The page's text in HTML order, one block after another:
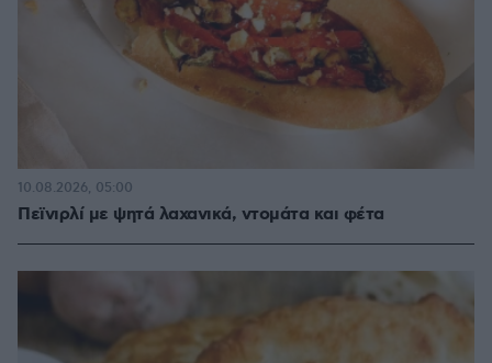
Πεϊνιρλί με ψητά λαχανικά, ντομάτα και φέτα
10.08.2026, 05:00